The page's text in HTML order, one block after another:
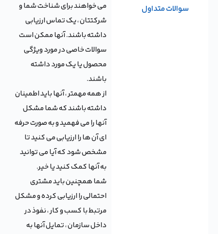
می خواهند برای شناخت شما و
شرکتتان ، یک تماس ارزیابی
داشته باشند. آنها ممکن است
سوالات خاصی در مورد ویژگی
محصول یا یک مورد داشته
باشند.
از همه مهمتر ، آنها باید اطمینان
داشته باشند كه شما مشكل
آنها را می فهمید و به صورت حرفه
ای آن ها را ارزیابی می کنید تا
مشخص شود كه آیا می توانید
به آنها كمك كنید یا خیر.
شما همچنین باید مشتری
احتمالی را ارزیابی کرده و مشکل
مرتبط با کسب و کار ، نفوذ در
داخل سازمان ، تمایل آنها به
سوالات متداول